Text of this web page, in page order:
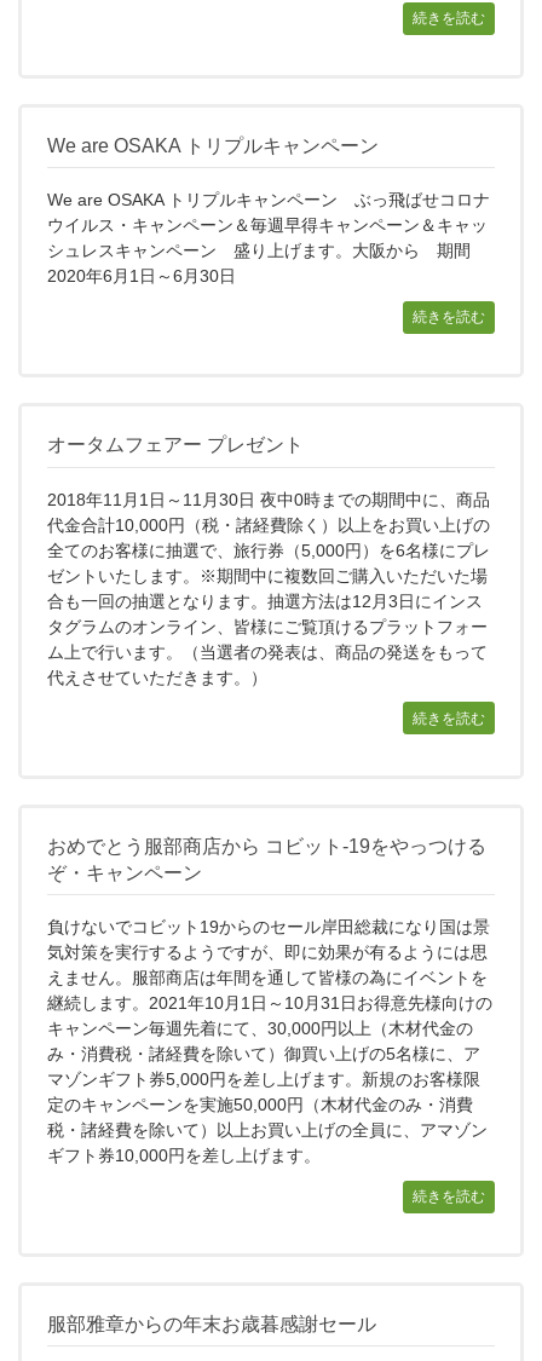
続きを読む
We are OSAKA トリプルキャンペーン
We are OSAKA トリプルキャンペーン ぶっ飛ばせコロナ
ウイルス・キャンペーン＆毎週早得キャンペーン＆キャッ
シュレスキャンペーン 盛り上げます。大阪から 期間
2020年6月1日～6月30日
続きを読む
オータムフェアー プレゼント
2018年11月1日～11月30日 夜中0時までの期間中に、商品
代金合計10,000円（税・諸経費除く）以上をお買い上げの
全てのお客様に抽選で、旅行券（5,000円）を6名様にプレ
ゼントいたします。※期間中に複数回ご購入いただいた場
合も一回の抽選となります。抽選方法は12月3日にインス
タグラムのオンライン、皆様にご覧頂けるプラットフォー
ム上で行います。（当選者の発表は、商品の発送をもって
代えさせていただきます。）
続きを読む
おめでとう服部商店から コビット-19をやっつける
ぞ・キャンペーン
負けないでコビット19からのセール岸田総裁になり国は景
気対策を実行するようですが、即に効果が有るようには思
えません。服部商店は年間を通して皆様の為にイベントを
継続します。2021年10月1日～10月31日お得意先様向けの
キャンペーン毎週先着にて、30,000円以上（木材代金の
み・消費税・諸経費を除いて）御買い上げの5名様に、ア
マゾンギフト券5,000円を差し上げます。新規のお客様限
定のキャンペーンを実施50,000円（木材代金のみ・消費
税・諸経費を除いて）以上お買い上げの全員に、アマゾン
ギフト券10,000円を差し上げます。
続きを読む
服部雅章からの年末お歳暮感謝セール